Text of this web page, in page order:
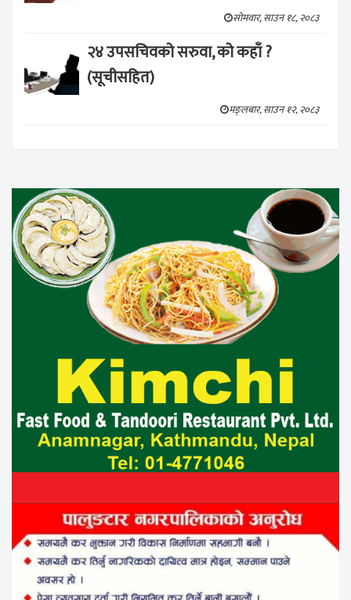
सोमवार, साउन १८, २०८३
२४ उपसचिवको सरुवा, को कहाँ ?
(सूचीसहित)
मङ्लबार, साउन १२, २०८३